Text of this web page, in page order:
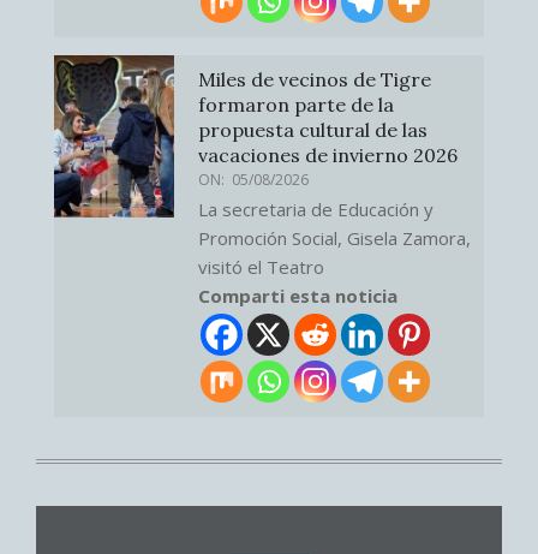
Miles de vecinos de Tigre
formaron parte de la
propuesta cultural de las
vacaciones de invierno 2026
ON: 05/08/2026
La secretaria de Educación y
Promoción Social, Gisela Zamora,
visitó el Teatro
Comparti esta noticia